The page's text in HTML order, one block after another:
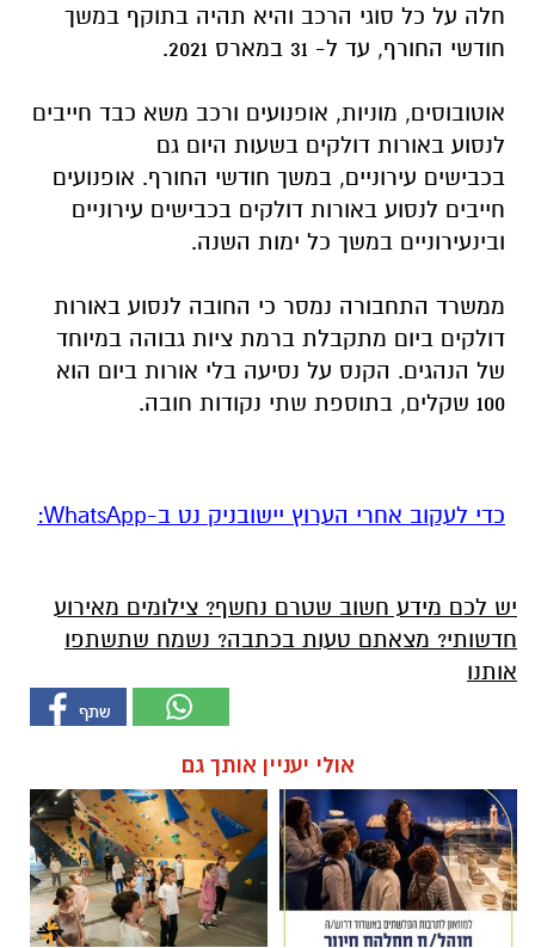
חלה על כל סוגי הרכב והיא תהיה בתוקף במשך
חודשי החורף, עד ל- 31 במארס 2021.
אוטובוסים, מוניות, אופנועים ורכב משא כבד חייבים
לנסוע באורות דולקים בשעות היום גם
בכבישים עירוניים, במשך חודשי החורף. אופנועים
חייבים לנסוע באורות דולקים בכבישים עירוניים
ובינעירוניים במשך כל ימות השנה.
ממשרד התחבורה נמסר כי החובה לנסוע באורות
דולקים ביום מתקבלת ברמת ציות גבוהה במיוחד
של הנהגים. הקנס על נסיעה בלי אורות ביום הוא
100 שקלים, בתוספת שתי נקודות חובה.
‏כדי לעקוב אחרי הערוץ יישובניק נט ב-WhatsApp:‏‏‏
יש לכם מידע חשוב שטרם נחשף? צילומים מאירוע
חדשותי? מצאתם טעות בכתבה? נשמח שתשתפו
אותנו
אולי יעניין אותך גם